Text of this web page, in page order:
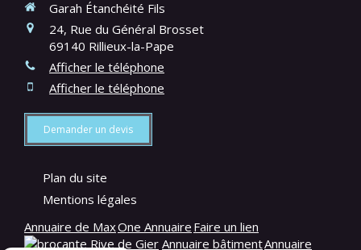
Garah Étanchéité Fils
24, Rue du Général Brosset
69140 Rillieux-la-Pape
Afficher le téléphone
Afficher le téléphone
Demander un devis
Plan du site
Mentions légales
Annuaire de MaxOne Annuaire Faire un lien
Annuaire bâtimentAnnuaire